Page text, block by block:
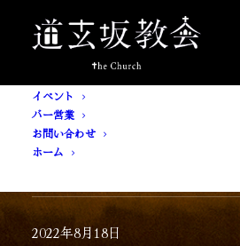
イベント
バー営業
お問い合わせ
ホーム
[ 入場無料 ] AMEN
2022年8月18日